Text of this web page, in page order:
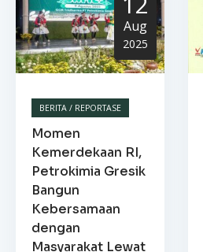
Aug
2025
BERITA / REPORTASE
Momen
Kemerdekaan RI,
Petrokimia Gresik
Bangun
Kebersamaan
dengan
Masyarakat Lewat